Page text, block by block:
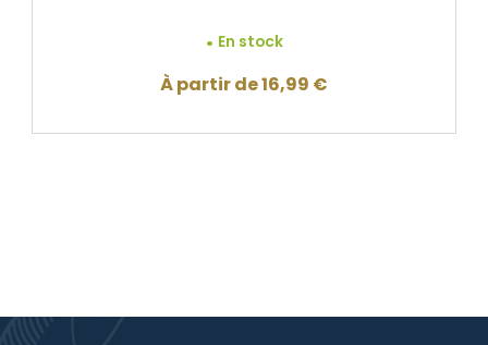
En stock
À partir de16,99 €